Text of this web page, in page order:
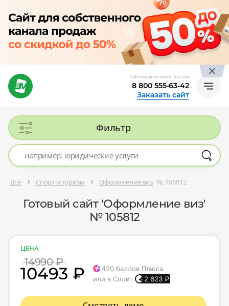
Работаем по всей России
8 800 555-63-42
Заказать сайт
Фильтр
Все Спорт и туризм Оформление виз № 105812
Готовый сайт 'Оформление виз'
№ 105812
ЦЕНА
14990 ₽
10493 ₽ 420 баллов Плюса
или в Сплит
2 623 ₽